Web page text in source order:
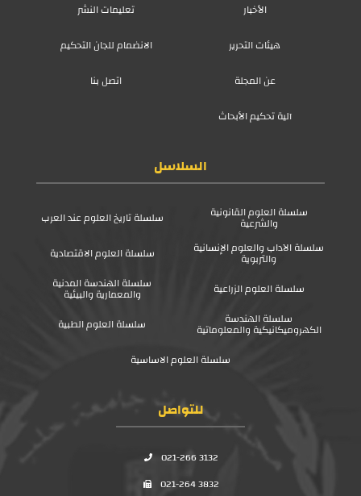
الأخبار
تعليمات النشر
هيئات التحرير
الانضمام للجان التحكيم
عن المجلة
اتصل بنا
آلية تحكيم الأبحاث
السلاسل
سلسلة العلوم القانونية
والشرعية
سلسلة تاريخ العلوم عند العرب
سلسلة الآداب والعلوم الإنسانية
والتربوية
سلسلة العلوم الاقتصادية
سلسلة العلوم الزراعية
سلسلة الهندسة المدنية
والمعمارية والبيئية
سلسلة الهندسة
الكهروميكانيكية والمعلوماتية
سلسلة العلوم الطبية
سلسلة العلوم الاساسية
للتواصل
021-266 3132
021-264 3832